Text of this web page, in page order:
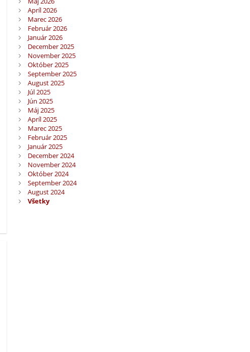
Apríl 2026
Marec 2026
Február 2026
Január 2026
December 2025
November 2025
Október 2025
September 2025
August 2025
Júl 2025
Jún 2025
Máj 2025
Apríl 2025
Marec 2025
Február 2025
Január 2025
December 2024
November 2024
Október 2024
September 2024
August 2024
Všetky